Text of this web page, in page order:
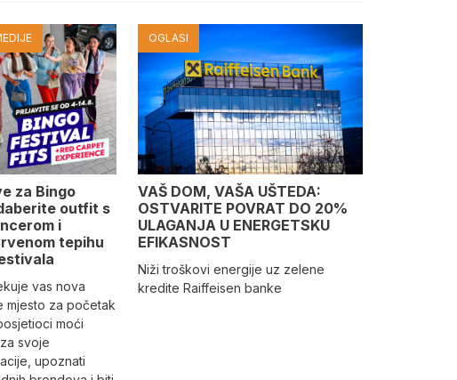
za Bingo
outfit s
i
tepihu
vas nova
mjesto za početak
moći
svoje
upoznati
OGLASI
VAŠ DOM, VAŠA UŠTEDA:
OSTVARITE POVRAT DO 20%
ULAGANJA U ENERGETSKU
EFIKASNOST
Niži troškovi energije uz zelene
kredite Raiffeisen banke